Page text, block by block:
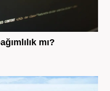
mı?